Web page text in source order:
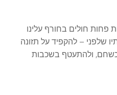
פחות חולים בחורף עלינו
שלפני – להקפיד על תזונה
כשחם, ולהתעטף בשכבות